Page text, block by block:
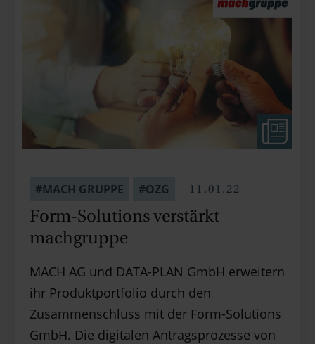
#MACH GRUPPE #OZG 11.01.22
Form-Solutions verstärkt
machgruppe
MACH AG und DATA-PLAN GmbH erweitern
ihr Produktportfolio durch den
Zusammenschluss mit der Form-Solutions
GmbH. Die digitalen Antragsprozesse von